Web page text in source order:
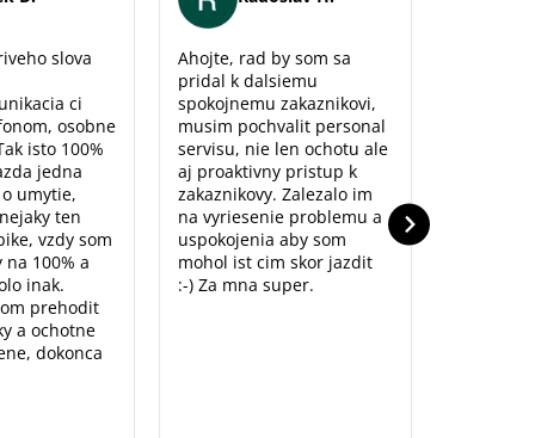
slova
ci
osobne
isto 100%
jedna
umytie,
ten
vzdy som
100% a
inak.
prehodit
a ochotne
dokonca
Ahojte, rad by som sa
pridal k dalsiemu
spokojnemu zakaznikovi,
musim pochvalit personal
servisu, nie len ochotu ale
aj proaktivny pristup k
zakaznikovy. Zalezalo im
na vyriesenie problemu a
uspokojenia aby som
mohol ist cim skor jazdit
:-) Za mna super.